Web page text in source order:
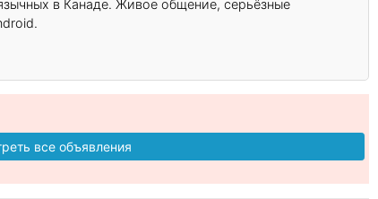
в Канаде. Живое общение, серьёзные
все объявления